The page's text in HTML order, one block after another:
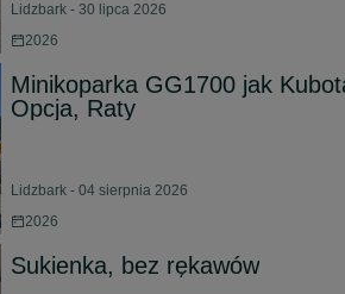
Lidzbark - 30 lipca 2026
2026
Minikoparka GG1700 jak
Opcja, Raty
Lidzbark - 04 sierpnia 2026
2026
Sukienka, bez rękawów